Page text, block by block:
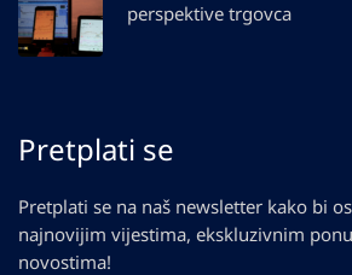
perspektive trgovca
Pretplati se
Pretplati se na naš newsletter kako bi
najnovijim vijestima, ekskluzivnim
novostima!